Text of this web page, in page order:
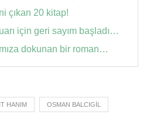
çıkan 20 kitap!
için geri sayım başladı…
dokunan bir roman…
HANIM OSMAN BALCIGIL